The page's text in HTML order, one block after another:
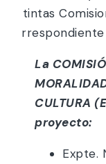
distintas
La
CULTURA
proyecto:
Expte.